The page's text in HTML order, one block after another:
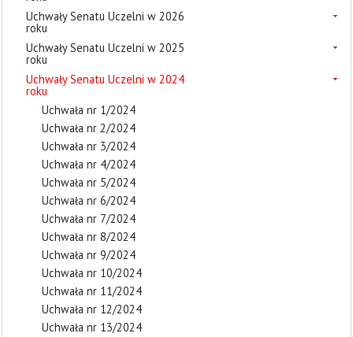
Uchwały Senatu Uczelni w 2026
roku
Uchwały Senatu Uczelni w 2025
roku
Uchwały Senatu Uczelni w 2024
roku
Uchwała nr 1/2024
Uchwała nr 2/2024
Uchwała nr 3/2024
Uchwała nr 4/2024
Uchwała nr 5/2024
Uchwała nr 6/2024
Uchwała nr 7/2024
Uchwała nr 8/2024
Uchwała nr 9/2024
Uchwała nr 10/2024
Uchwała nr 11/2024
Uchwała nr 12/2024
Uchwała nr 13/2024